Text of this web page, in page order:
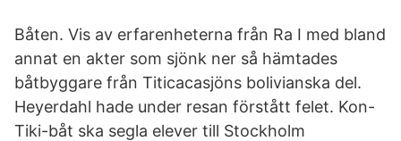
Båten. Vis av erfarenheterna från Ra I med bland
annat en akter som sjönk ner så hämtades
båtbyggare från Titicacasjöns bolivianska del.
Heyerdahl hade under resan förstått felet. Kon-
Tiki-båt ska segla elever till Stockholm